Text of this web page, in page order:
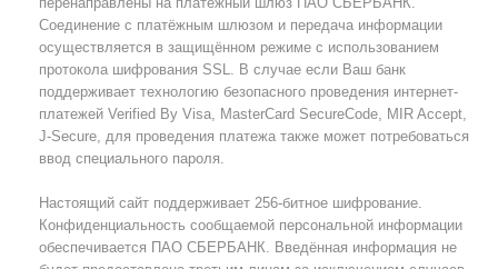
Соединение с платёжным шлюзом и передача информации
осуществляется в защищённом режиме с использованием
протокола шифрования SSL. В случае если Ваш банк
поддерживает технологию безопасного проведения интернет-
платежей Verified By Visa, MasterCard SecureCode, MIR Accept,
J-Secure, для проведения платежа также может потребоваться
ввод специального пароля.
Настоящий сайт поддерживает 256-битное шифрование.
Конфиденциальность сообщаемой персональной информации
обеспечивается ПАО СБЕРБАНК. Введённая информация не